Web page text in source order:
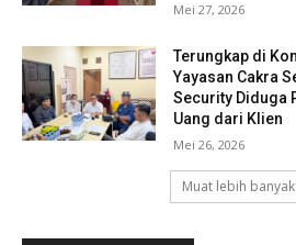
Mei 27, 2026
Terungkap di
Yayasan Cakra
Security Diduga
Uang dari Klien
Mei 26, 2026
Muat lebih banyak